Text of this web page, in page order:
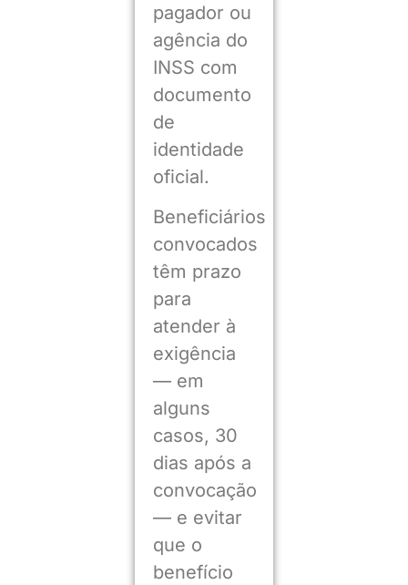
pagador ou
agência do
INSS com
documento
de
identidade
oficial.
Beneficiários
convocados
têm prazo
para
atender à
exigência
— em
alguns
casos, 30
dias após a
convocação
— e evitar
que o
benefício